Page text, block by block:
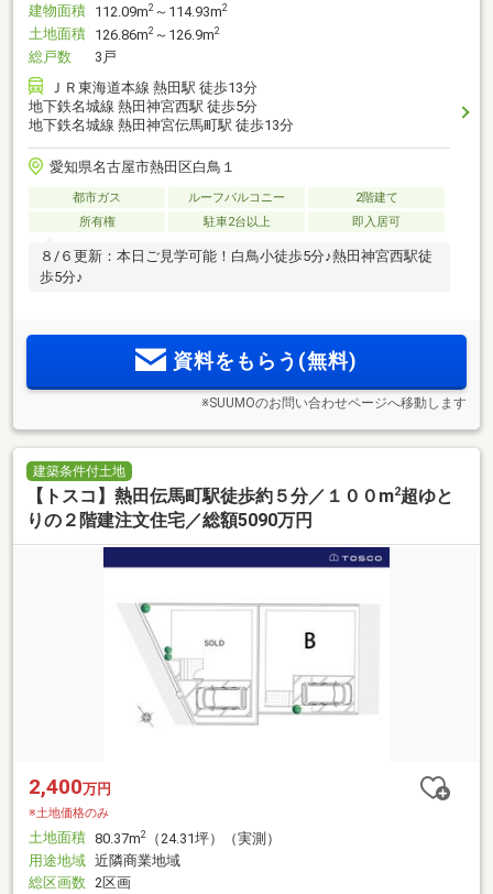
建物面積 112.09m2 ～114.93m2
土地面積 126.86m2 ～126.9m2
総戸数
3戸
ＪＲ東海道本線 熱田駅 徒歩13分
地下鉄名城線 熱田神宮西駅 徒歩5分
地下鉄名城線 熱田神宮伝馬町駅 徒歩13分
愛知県名古屋市熱田区白鳥１
都市ガス ルーフバルコニー
2階建て
所有権
駐車2台以上 即入居可
８/６更新：本日ご見学可能！白鳥小徒歩5分♪熱田神宮西駅徒
歩5分♪
資料をもらう(無料)
※SUUMOのお問い合わせページへ移動します
建築条件付土地
【トスコ】熱田伝馬町駅徒歩約５分／１００m2超ゆと
りの２階建注文住宅／総額5090万円
2,400万円
※土地価格のみ
土地面積 80.37m2
（24.31坪）（実測）
用途地域 近隣商業地域
総区画数 2区画